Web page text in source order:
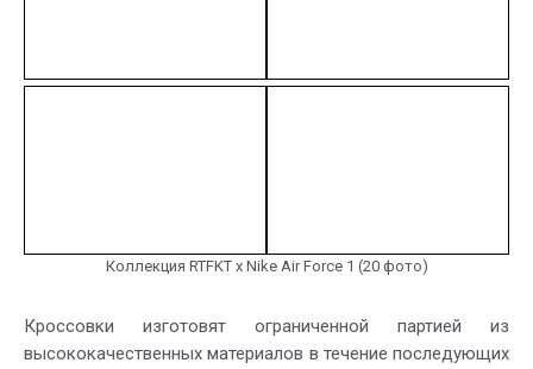
Коллекция RTFKT x Nike Air Force 1 (20 фото)
Кроссовки изготовят ограниченной партией из
высококачественных материалов в течение последующих